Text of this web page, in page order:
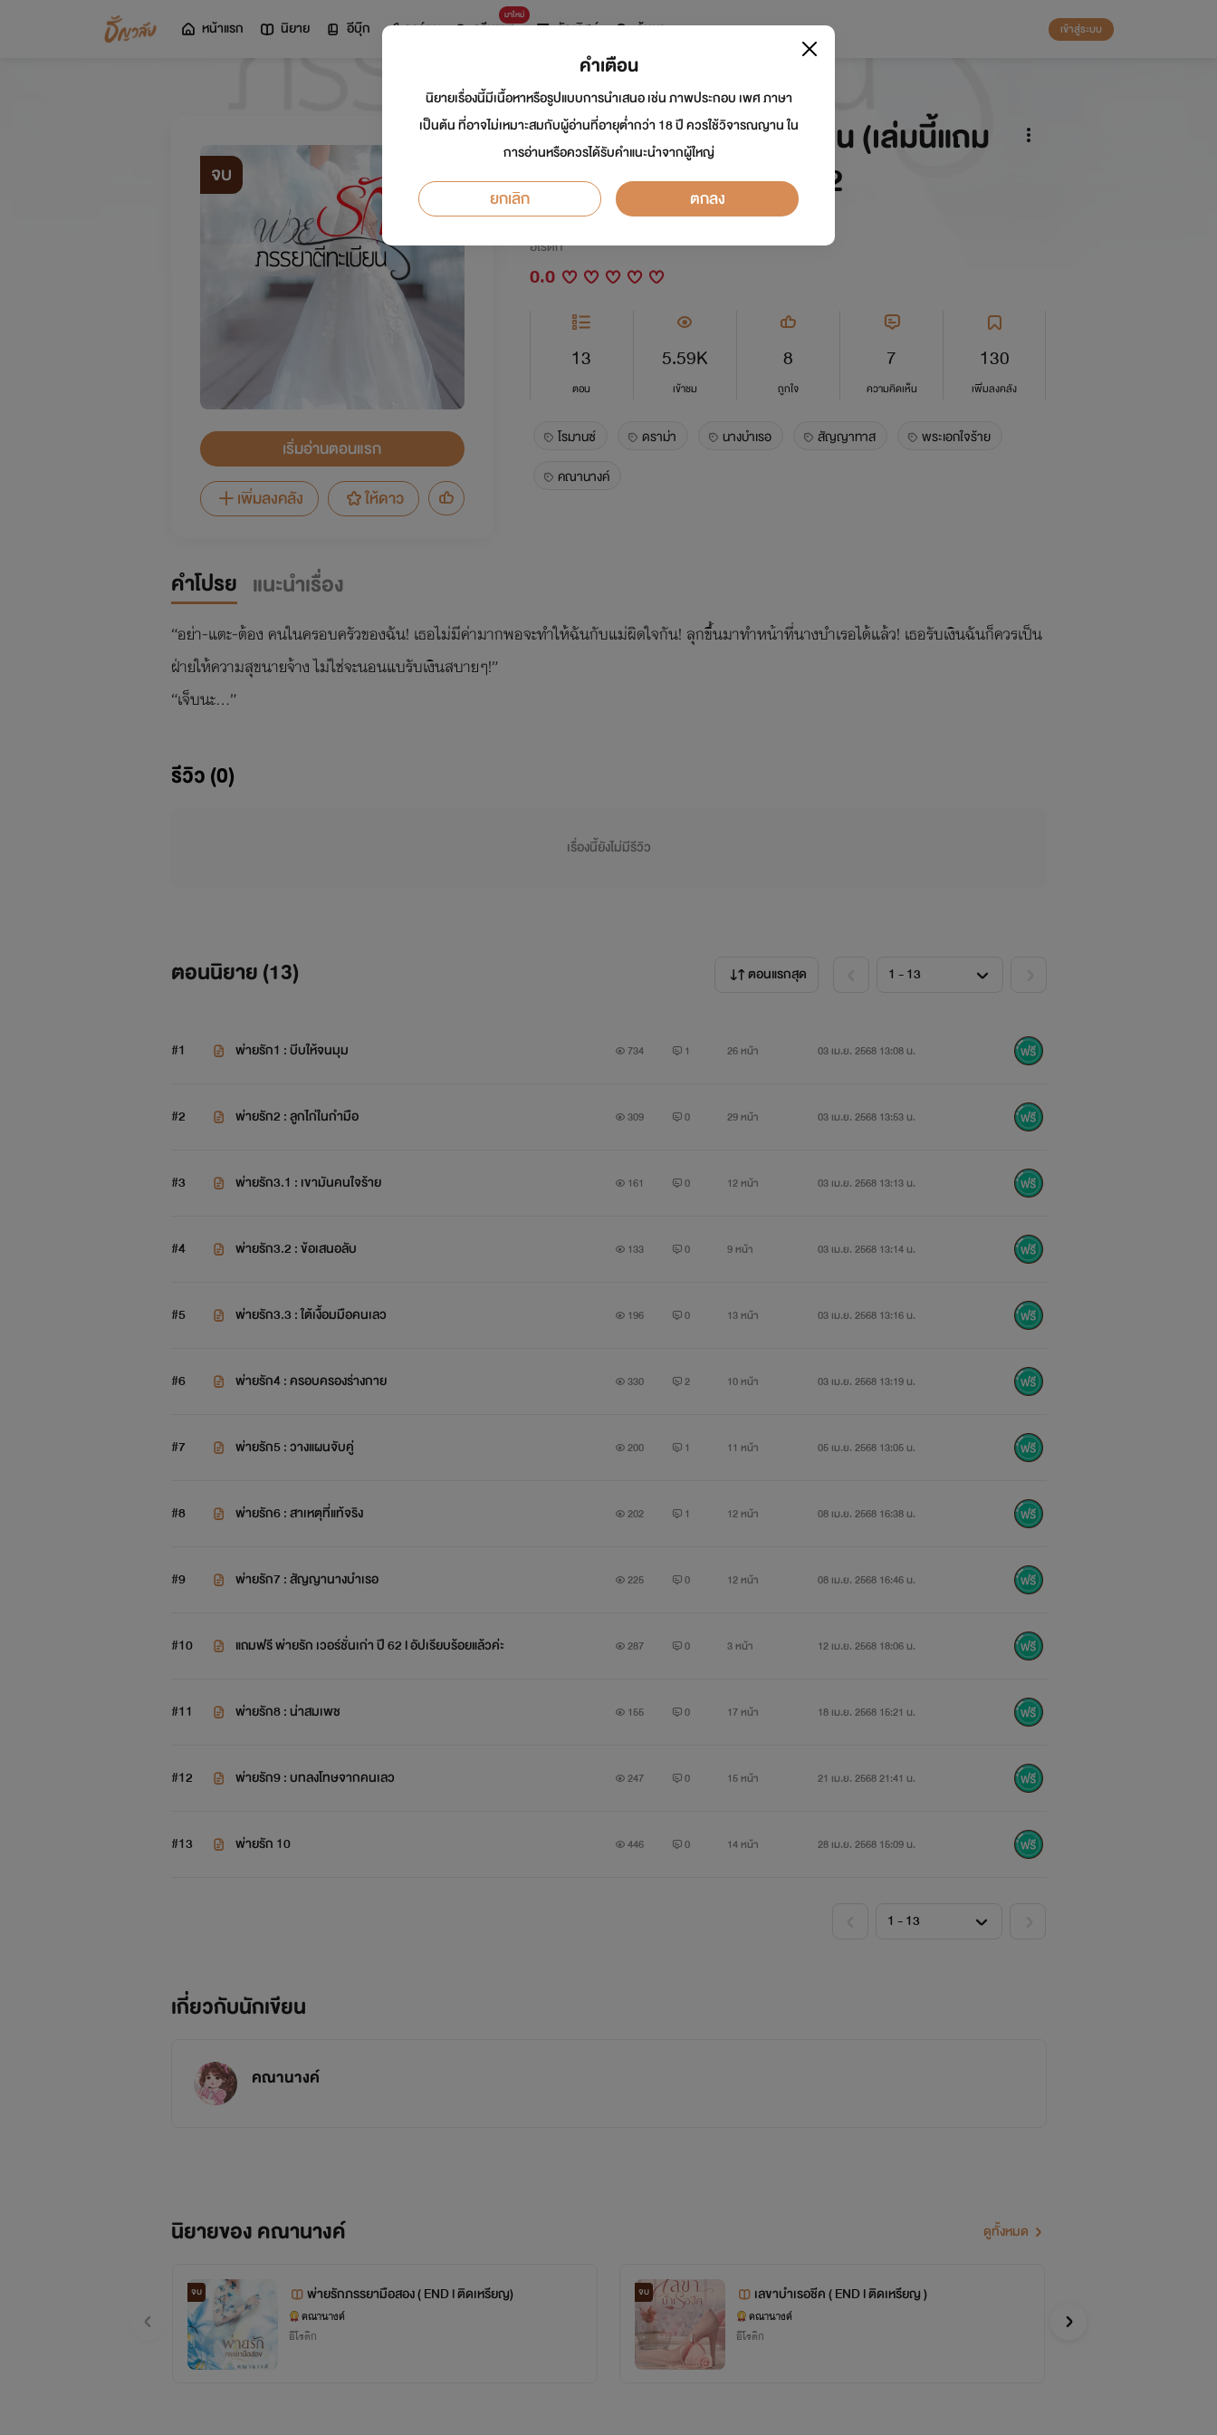
หน้าแรก นิยาย อีบุ๊ก การ์ตูน
มาใหม่
ดรีมแชท ธัญลิสต์ ค้นหา เข้าสู่ระบบ
จบ
เริ่มอ่านตอนแรก
เพิ่มลงคลัง
ให้ดาว
พ่ายรักภรรยาตีทะเบียน (เล่มนี้แถม
ฟรี) l เวอร์ชั่นเก่า ปี 2562
นักเขียน:คณานางค์
อีโรติก
0.0
13
ตอน
5.59K
เข้าชม
8
ถูกใจ
7
ความคิดเห็น
130
เพิ่มลงคลัง
โรมานซ์ ดราม่า นางบำเรอ สัญญาทาส
พระเอกใจร้าย
คณานางค์
คำโปรย แนะนำเรื่อง
“อย่า-แตะ-ต้อง คนในครอบครัวของฉัน! เธอไม่มีค่ามากพอจะทำให้ฉันกับแม่ผิดใจกัน! ลุกขึ้นมาทำหน้าที่นางบำเรอได้แล้ว! เธอรับเงินฉันก็ควรเป็น
ฝ่ายให้ความสุขนายจ้าง ไม่ใช่จะนอนแบรับเงินสบายๆ!”
“เจ็บนะ…”
รีวิว (0)
เรื่องนี้ยังไม่มีรีวิว
ตอนนิยาย (13) ตอนแรกสุด
#1 พ่ายรัก1 : บีบให้จนมุม 734 1 26 หน้า 03 เม.ย. 2568 13:08 น.
#2 พ่ายรัก2 : ลูกไก่ในกำมือ 309 0 29 หน้า 03 เม.ย. 2568 13:53 น.
#3 พ่ายรัก3.1 : เขามันคนใจร้าย 161 0 12 หน้า 03 เม.ย. 2568 13:13 น.
#4 พ่ายรัก3.2 : ข้อเสนอลับ 133 0 9 หน้า 03 เม.ย. 2568 13:14 น.
#5 พ่ายรัก3.3 : ใต้เงื้อมมือคนเลว 196 0 13 หน้า 03 เม.ย. 2568 13:16 น.
#6 พ่ายรัก4 : ครอบครองร่างกาย 330 2 10 หน้า 03 เม.ย. 2568 13:19 น.
#7 พ่ายรัก5 : วางแผนจับคู่ 200 1 11 หน้า 05 เม.ย. 2568 13:05 น.
#8 พ่ายรัก6 : สาเหตุที่แท้จริง 202 1 12 หน้า 08 เม.ย. 2568 16:38 น.
#9 พ่ายรัก7 : สัญญานางบำเรอ 225 0 12 หน้า 08 เม.ย. 2568 16:46 น.
#10 แถมฟรี พ่ายรัก เวอร์ชั่นเก่า ปี 62 l อัปเรียบร้อยแล้วค่ะ 287 0 3 หน้า 12 เม.ย. 2568 18:06 น.
#11 พ่ายรัก8 : น่าสมเพช 155 0 17 หน้า 18 เม.ย. 2568 15:21 น.
#12 พ่ายรัก9 : บทลงโทษจากคนเลว 247 0 15 หน้า 21 เม.ย. 2568 21:41 น.
#13 พ่ายรัก 10 446 0 14 หน้า 28 เม.ย. 2568 15:09 น.
เกี่ยวกับนักเขียน
คณานางค์
นิยายของ คณานางค์ ดูทั้งหมด
จบ พ่ายรักภรรยามือสอง ( END l ติดเหรียญ)
คณานางค์
อีโรติก
จบ เลขาบำเรอชีค ( END l ติดเหรียญ )
คณานางค์
อีโรติก
คำเตือน
นิยายเรื่องนี้มีเนื้อหาหรือรูปแบบการนำเสนอ เช่น ภาพประกอบ เพศ ภาษา
เป็นต้น ที่อาจไม่เหมาะสมกับผู้อ่านที่อายุต่ำกว่า 18 ปี ควรใช้วิจารณญาน ใน
การอ่านหรือควรได้รับคำแนะนำจากผู้ใหญ่
ยกเลิก ตกลง